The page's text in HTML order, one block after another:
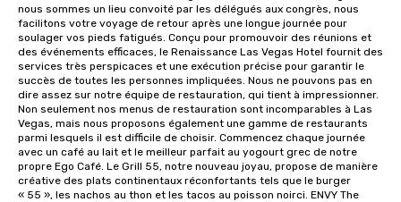
nous sommes un lieu convoité par les délégués aux congrès, nous
facilitons votre voyage de retour après une longue journée pour
soulager vos pieds fatigués. Conçu pour promouvoir des réunions et
des événements efficaces, le Renaissance Las Vegas Hotel fournit des
services très perspicaces et une exécution précise pour garantir le
succès de toutes les personnes impliquées. Nous ne pouvons pas en
dire assez sur notre équipe de restauration, qui tient à impressionner.
Non seulement nos menus de restauration sont incomparables à Las
Vegas, mais nous proposons également une gamme de restaurants
parmi lesquels il est difficile de choisir. Commencez chaque journée
avec un café au lait et le meilleur parfait au yogourt grec de notre
propre Ego Café. Le Grill 55, notre nouveau joyau, propose de manière
créative des plats continentaux réconfortants tels que le burger
« 55 », les nachos au thon et les tacos au poisson noirci. ENVY The